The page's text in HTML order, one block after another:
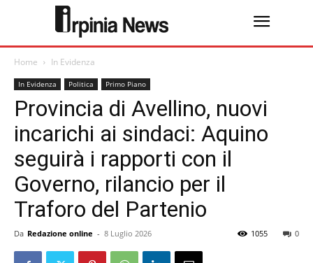
Home In Evidenza
In Evidenza Politica Primo Piano
Provincia di Avellino, nuovi
incarichi ai sindaci: Aquino
seguirà i rapporti con il
Governo, rilancio per il
Traforo del Partenio
Da Redazione online - 8 Luglio 2026 0
1055